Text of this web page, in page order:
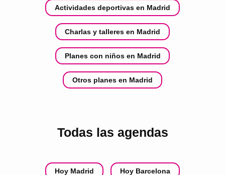
Actividades deportivas en Madrid
Charlas y talleres en Madrid
Planes con niños en Madrid
Otros planes en Madrid
Todas las agendas
Hoy Madrid Hoy Barcelona